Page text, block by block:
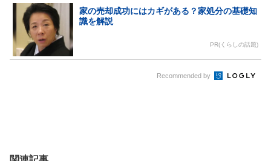
家の売却成功にはカギがある？家処分の基礎知
識を解説
PR(くらしの話題)
Recommended by